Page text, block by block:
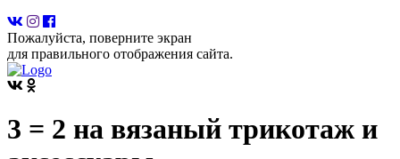
Пожалуйста, поверните экран
для правильного отображения сайта.
3 = 2 на вязаный трикотаж и